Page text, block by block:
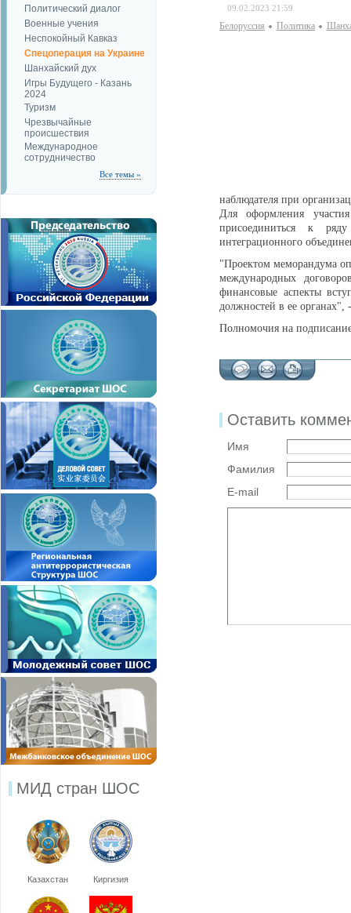
Политический диалог
Военные учения
Неспокойный Кавказ
Спецоперация на Украине
Шанхайский дух
Игры Будущего - Казань
2024
Туризм
Чрезвычайные
происшествия
Международное
сотрудничество
Все темы »
МИД стран ШОС
Казахстан Киргизия
09.02.2023 21:59
Белоруссия Политика
наблюдателя при
Для оформления
присоединиться к
интеграционного
"Проектом меморандума
международных
финансовые аспекты
должностей в ее органах",
Полномочия на
Оставить
Имя
Фамилия
E-mail